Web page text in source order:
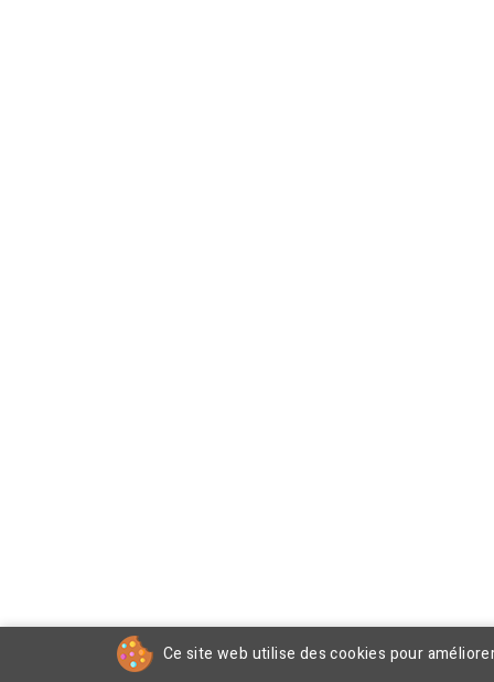
Ce site web utilise des cookies pour